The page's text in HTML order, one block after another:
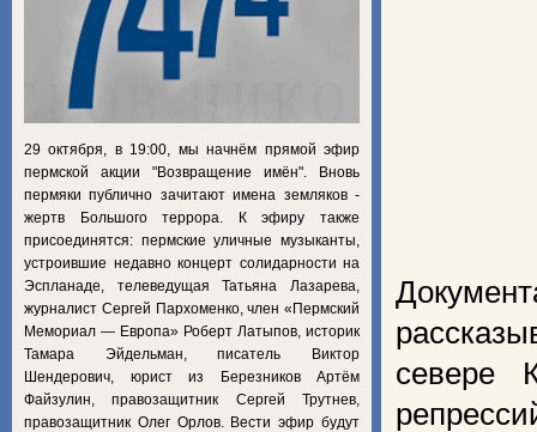
севере
29 октября, в 19:00, мы начнём прямой эфир
пермской акции "Возвращение имён". Вновь
пермяки публично зачитают имена земляков -
жертв Большого террора. К эфиру также
присоединятся: пермские уличные музыканты,
устроившие недавно концерт солидарности на
Эспланаде, телеведущая Татьяна Лазарева,
журналист Сергей Пархоменко, член «Пермский
Мемориал — Европа» Роберт Латыпов, историк
Тамара Эйдельман, писатель Виктор
Шендерович, юрист из Березников Артём
Файзулин, правозащитник Сергей Трутнев,
правозащитник Олег Орлов. Вести эфир будут